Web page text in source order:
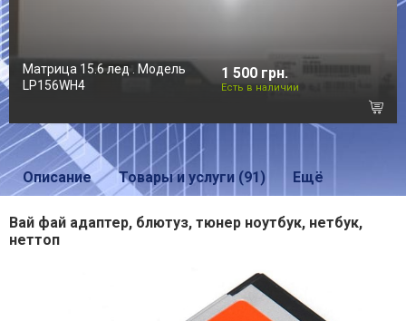
Матрица 15.6 лед . Модель
LP156WH4
1 500 грн.
Есть в наличии
Описание Товары и услуги (91) Ещё
Вай фай адаптер, блютуз, тюнер ноутбук, нетбук,
неттоп